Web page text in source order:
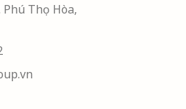
Phú Thọ Hòa,